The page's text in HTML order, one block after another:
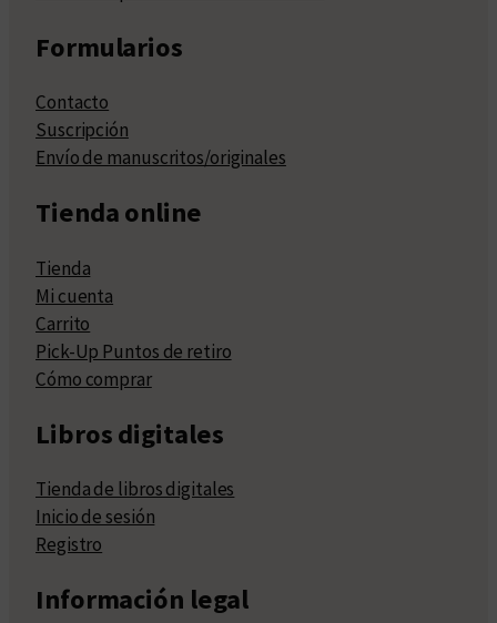
Formularios
Contacto
Suscripción
Envío de manuscritos/originales
Tienda online
Tienda
Mi cuenta
Carrito
Pick-Up Puntos de retiro
Cómo comprar
Libros digitales
Tienda de libros digitales
Inicio de sesión
Registro
Información legal